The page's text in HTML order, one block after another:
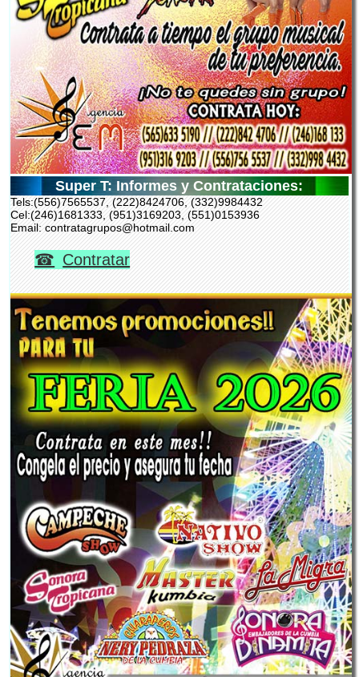
Super T: Informes y Contrataciones:
Tels:(556)7565537, (222)8424706, (332)9984432
Cel:(246)1681333, (951)3169203, (551)0153936
Email: contratagrupos@hotmail.com
Contratar